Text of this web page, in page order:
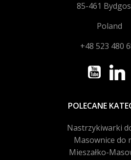
85-461
Poland
+48 523 480
POLECANE
Nastrzykiwarki
Masownice do
Mieszałko-